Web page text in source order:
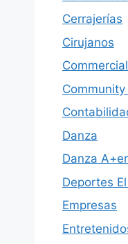
Cerrajerías
Cirujanos
Danza
Danza
Deportes
Empresas